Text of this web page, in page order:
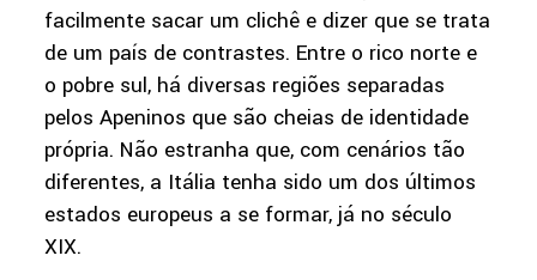
facilmente sacar um clichê e dizer que se trata
de um país de contrastes. Entre o rico norte e
o pobre sul, há diversas regiões separadas
pelos Apeninos que são cheias de identidade
própria. Não estranha que, com cenários tão
diferentes, a Itália tenha sido um dos últimos
estados europeus a se formar, já no século
XIX.